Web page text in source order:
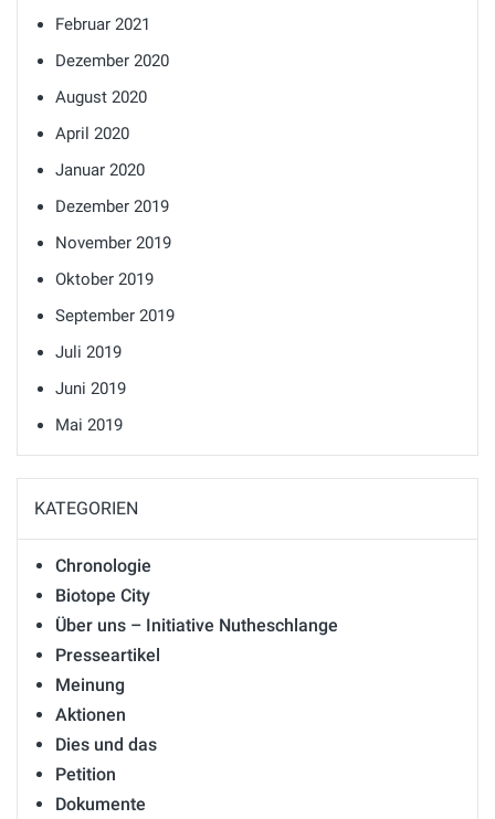
Februar 2021
Dezember 2020
August 2020
April 2020
Januar 2020
Dezember 2019
November 2019
Oktober 2019
September 2019
Juli 2019
Juni 2019
Mai 2019
KATEGORIEN
Chronologie
Biotope City
Über uns – Initiative Nutheschlange
Presseartikel
Meinung
Aktionen
Dies und das
Petition
Dokumente